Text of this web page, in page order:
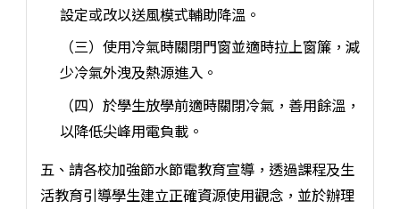
設定或改以送風模式輔助降溫。
（三）使用冷氣時關閉門窗並適時拉上窗簾，減
少冷氣外洩及熱源進入。
（四）於學生放學前適時關閉冷氣，善用餘溫，
以降低尖峰用電負載。
五、請各校加強節水節電教育宣導，透過課程及生
活教育引導學生建立正確資源使用觀念，並於辦理